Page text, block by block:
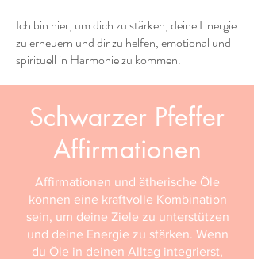
Ich bin hier, um dich zu stärken, deine Energie
zu erneuern und dir zu helfen, emotional und
spirituell in Harmonie zu kommen.
Schwarzer Pfeffer
Affirmationen
Affirmationen und ätherische Öle
können eine kraftvolle Kombination
sein, um deine Ziele zu unterstützen
und deine Energie zu stärken. Wenn
du Öle in deinen Alltag integrierst,